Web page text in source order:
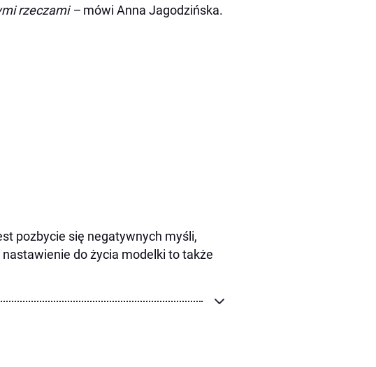
rzeczami – mówi Anna Jagodzińska.
pozbycie się negatywnych myśli,
do życia modelki to także